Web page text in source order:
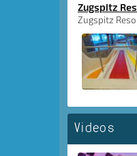
Zugspitz
Zugspitz
Videos